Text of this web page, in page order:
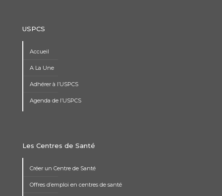
USPCS
Accueil
A La Une
Adhérer à l’USPCS
Agenda de l’USPCS
Les Centres de Santé
Créer un Centre de Santé
Offres d’emploi en centres de santé